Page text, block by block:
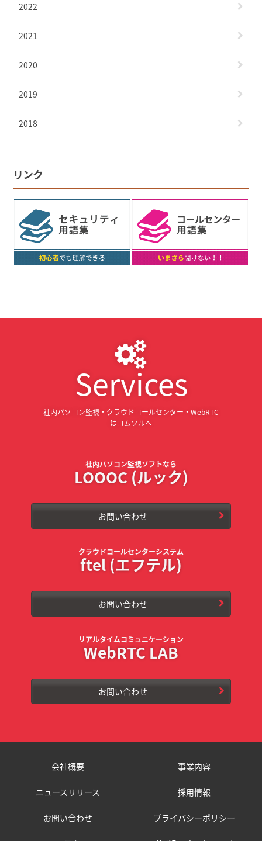
2022
2021
2020
2019
2018
リンク
Services
社内パソコン監視・クラウドコールセンター・WebRTC
はコムソルへ
社内パソコン監視ソフトなら
LOOOC (ルック)
お問い合わせ
クラウドコールセンターシステム
ftel (エフテル)
お問い合わせ
リアルタイムコミュニケーション
WebRTC LAB
お問い合わせ
会社概要 事業内容
ニュースリリース 採用情報
お問い合わせ プライバシーポリシー